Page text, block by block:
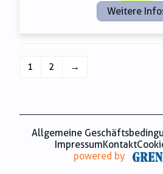
Weitere
1 2 →
Allgemeine
Impressum Kontakt
powered by